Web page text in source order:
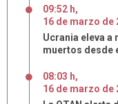
09:52 h,
16 de marzo de
Ucrania eleva a
muertos desde
08:03 h,
16 de marzo de